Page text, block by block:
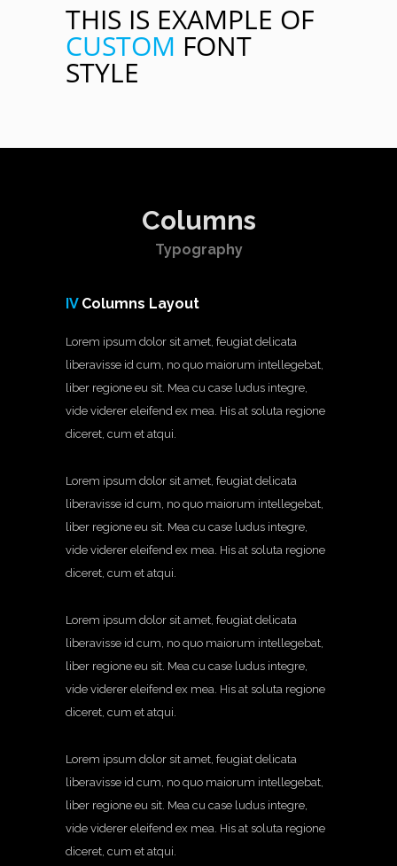
THIS IS EXAMPLE OF
CUSTOM FONT
STYLE
Columns
Typography
IVColumns Layout
Lorem ipsum dolor sit amet, feugiat delicata
liberavisse id cum, no quo maiorum intellegebat,
liber regione eu sit. Mea cu case ludus integre,
vide viderer eleifend ex mea. His at soluta regione
diceret, cum et atqui.
Lorem ipsum dolor sit amet, feugiat delicata
liberavisse id cum, no quo maiorum intellegebat,
liber regione eu sit. Mea cu case ludus integre,
vide viderer eleifend ex mea. His at soluta regione
diceret, cum et atqui.
Lorem ipsum dolor sit amet, feugiat delicata
liberavisse id cum, no quo maiorum intellegebat,
liber regione eu sit. Mea cu case ludus integre,
vide viderer eleifend ex mea. His at soluta regione
diceret, cum et atqui.
Lorem ipsum dolor sit amet, feugiat delicata
liberavisse id cum, no quo maiorum intellegebat,
liber regione eu sit. Mea cu case ludus integre,
vide viderer eleifend ex mea. His at soluta regione
diceret, cum et atqui.